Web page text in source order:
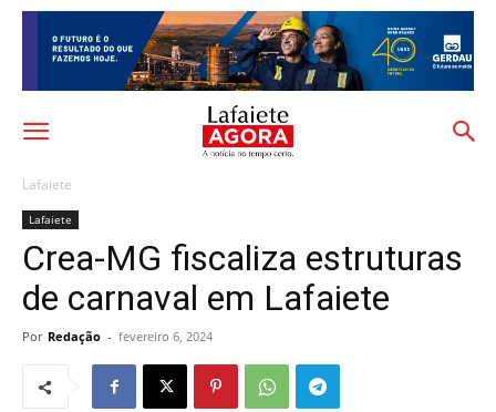
Lafaiete
Lafaiete
Crea-MG fiscaliza estruturas
de carnaval em Lafaiete
Por Redação - fevereiro 6, 2024